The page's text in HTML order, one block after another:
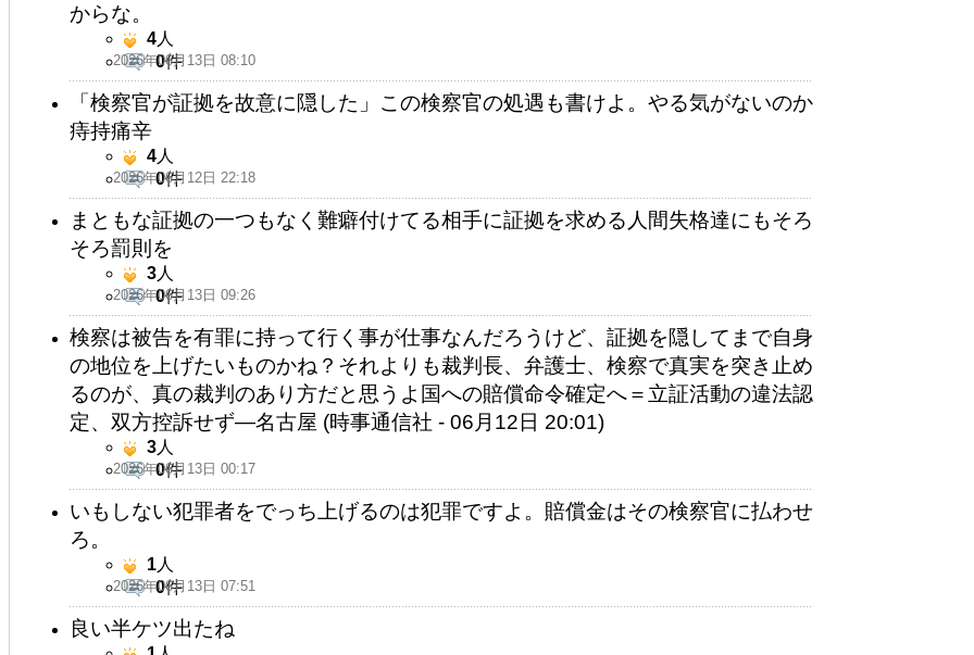
からな。
2026年06月13日 08:10
4人
0件
「検察官が証拠を故意に隠した」この検察官の処遇も書けよ。やる気がないのか
痔持痛辛
2026年06月12日 22:18
4人
0件
まともな証拠の一つもなく難癖付けてる相手に証拠を求める人間失格達にもそろ
そろ罰則を
2026年06月13日 09:26
3人
0件
検察は被告を有罪に持って行く事が仕事なんだろうけど、証拠を隠してまで自身
の地位を上げたいものかね？それよりも裁判長、弁護士、検察で真実を突き止め
るのが、真の裁判のあり方だと思うよ国への賠償命令確定へ＝立証活動の違法認
定、双方控訴せず―名古屋 (時事通信社 - 06月12日 20:01)
2026年06月13日 00:17
3人
0件
いもしない犯罪者をでっち上げるのは犯罪ですよ。賠償金はその検察官に払わせ
ろ。
2026年06月13日 07:51
1人
0件
良い半ケツ出たね